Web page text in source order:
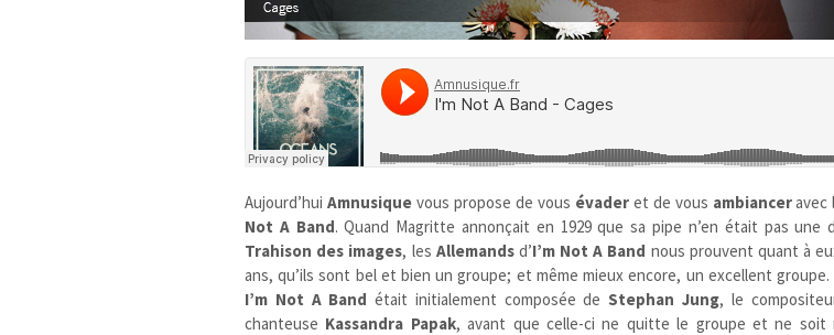
Aujourd’hui Amnusiquevous propose de vous évaderet de vous ambianceravec
Not A Band. Quand Magritte annonçait en 1929 que sa pipe n’en était pas une
Trahison des images, les Allemandsd’I’m Not A Band nous prouvent quant à
ans, qu’ils sont bel et bien un groupe; et même mieux encore, un excellent groupe.
I’m Not A Band était initialement composée deStephan Jung, le
chanteuse Kassandra Papak, avant que celle-ci ne quitte le groupe et ne soit